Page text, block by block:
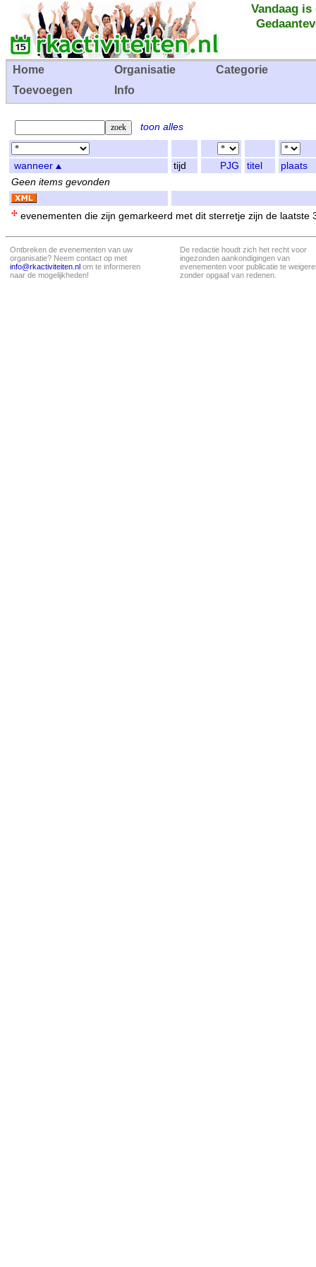
Vandaag
Home Organisatie
Categorie
Toevoegen
Info
toon alles
wanneer tijd PJG titel
plaats
Geen items gevonden
evenementen die zijn gemarkeerd met dit sterretje zijn de laatste
Ontbreken de evenementen van uw
organisatie? Neem contact op met
info@rkactiviteiten.nl om te informeren
naar de mogelijkheden!
De redactie houdt zich het recht voor
ingezonden aankondigingen van
evenementen voor publicatie te
zonder opgaaf van redenen.